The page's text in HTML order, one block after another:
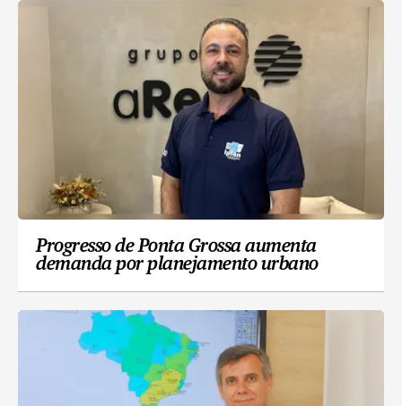
Progresso de Ponta Grossa aumenta
demanda por planejamento urbano